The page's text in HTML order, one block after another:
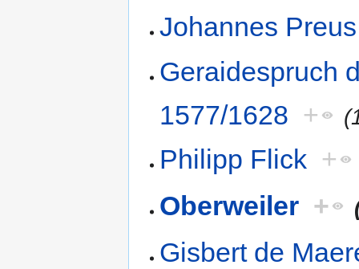
Johannes Preus
Geraidespruch
1577/1628 +
Philipp Flick +
Oberweiler +
Gisbert de